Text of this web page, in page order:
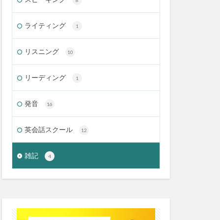
ライティング 1
リスニング 10
リーディング 1
発音 16
英会話スクール 12
雑記 4